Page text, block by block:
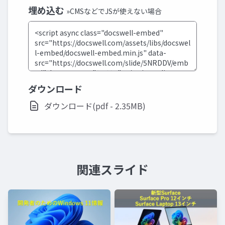
埋め込む »CMSなどでJSが使えない場合
ダウンロード
ダウンロード(pdf - 2.35MB)
関連スライド